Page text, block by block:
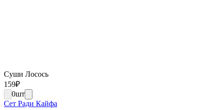
Суши Лосось
159₽
0шт
Сет Ради Кайфа